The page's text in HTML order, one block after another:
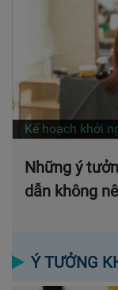
Kế hoạch khởi
Những ý
dẫn không
Ý TƯỞNG